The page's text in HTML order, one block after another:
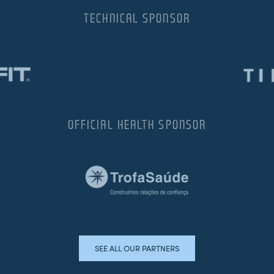
TECHNICAL SPONSOR
OFFICIAL HEALTH SPONSOR
SEE ALL OUR PARTNERS